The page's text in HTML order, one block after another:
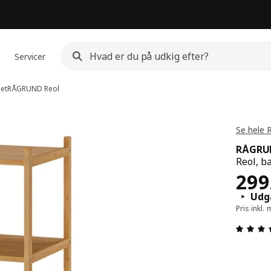
Servicer
RÅGRUND Reol
Se hele
Reol,
299
Pris
Pris inkl.